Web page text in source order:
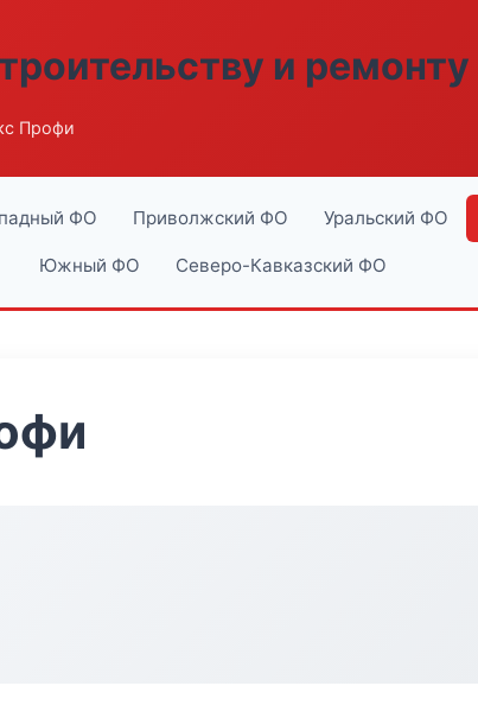
и ремонту
Профи
ФО Приволжский ФО Уральский ФО
Южный ФО Северо-Кавказский ФО